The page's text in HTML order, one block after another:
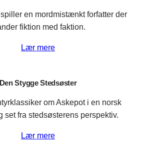
en mordmistænkt forfatter der
fiktion med faktion.
Lær mere
Den Stygge Stedsøster
om Askepot i en norsk
set fra stedsøsterens perspektiv.
Lær mere